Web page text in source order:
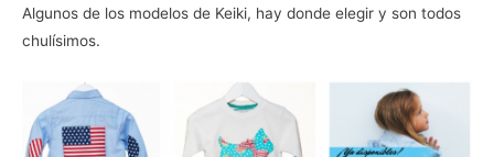
Algunos de los modelos de Keiki, hay donde elegir y son todos
chulísimos.